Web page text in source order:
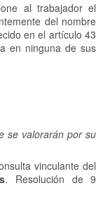
al trabajador el
del nombre
en el artículo 43
en ninguna de sus
se valorarán por su
vinculante del
. Resolución de 9